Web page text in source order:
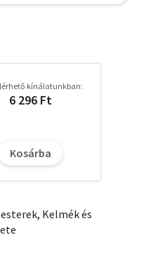
kínálatunkban:
6 296 Ft
Kosárba
Kelmék és